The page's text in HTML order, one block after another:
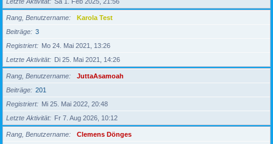
Rang, Benutzername
Karola Test
Beiträge
3
Registriert
Mo 24. Mai 2021, 13:26
Letzte Aktivität
Di 25. Mai 2021, 14:26
Rang, Benutzername
JuttaAsamoah
Beiträge
201
Registriert
Mi 25. Mai 2022, 20:48
Letzte Aktivität
Fr 7. Aug 2026, 10:12
Rang, Benutzername
Clemens Dönges